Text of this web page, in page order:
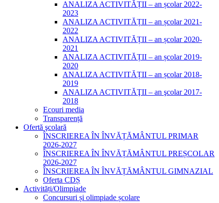
ANALIZA ACTIVITĂȚII – an școlar 2022-
2023
ANALIZA ACTIVITĂȚII – an școlar 2021-
2022
ANALIZA ACTIVITĂȚII – an școlar 2020-
2021
ANALIZA ACTIVITĂȚII – an școlar 2019-
2020
ANALIZA ACTIVITĂȚII – an școlar 2018-
2019
ANALIZA ACTIVITĂŢII – an şcolar 2017-
2018
Ecouri media
Transparență
Ofertă şcolară
ÎNSCRIEREA ÎN ÎNVĂȚĂMÂNTUL PRIMAR
2026-2027
ÎNSCRIEREA ÎN ÎNVĂȚĂMÂNTUL PREȘCOLAR
2026-2027
ÎNSCRIEREA ÎN ÎNVĂȚĂMÂNTUL GIMNAZIAL
Oferta CDȘ
Activități/Olimpiade
Concursuri și olimpiade școlare